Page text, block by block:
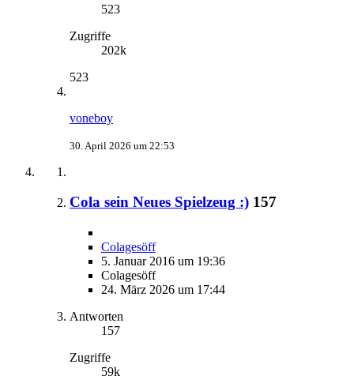
523
Zugriffe
202k
523
voneboy
30. April 2026 um 22:53
Cola sein Neues Spielzeug :) 157
Colagesöff
5. Januar 2016 um 19:36
Colagesöff
24. März 2026 um 17:44
Antworten
157
Zugriffe
59k